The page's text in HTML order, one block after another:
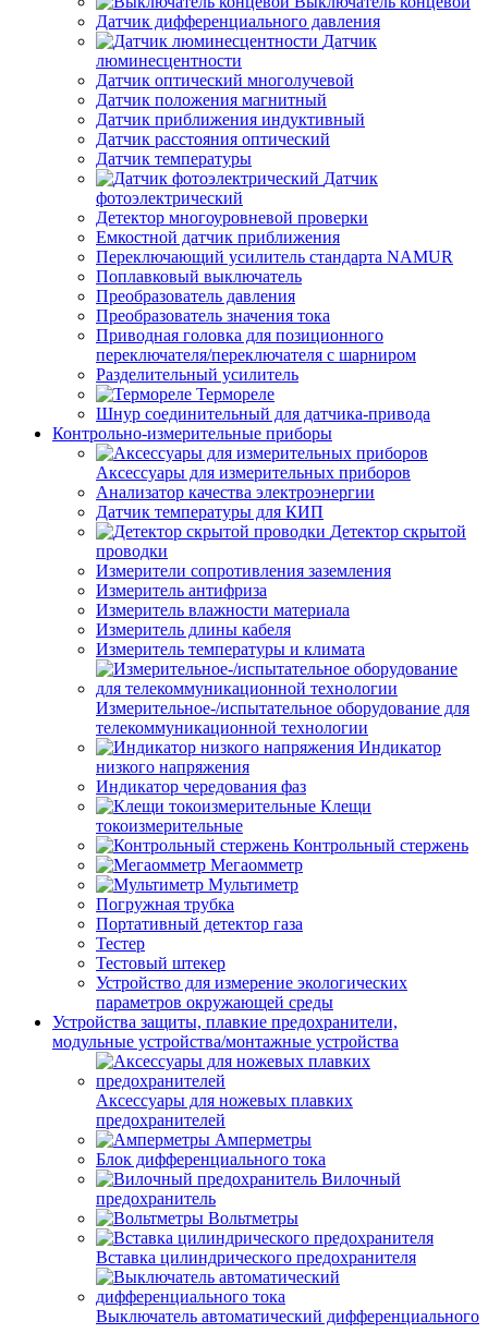
Датчик дифференциального давления
Датчик
люминесцентности
Датчик оптический многолучевой
Датчик положения магнитный
Датчик приближения индуктивный
Датчик расстояния оптический
Датчик температуры
Датчик
фотоэлектрический
Детектор многоуровневой проверки
Емкостной датчик приближения
Переключающий усилитель стандарта NAMUR
Поплавковый выключатель
Преобразователь давления
Преобразователь значения тока
Приводная головка для позиционного
переключателя/переключателя с шарниром
Разделительный усилитель
Термореле
Шнур соединительный для датчика-привода
Контрольно-измерительные приборы
Аксессуары для измерительных приборов
Анализатор качества электроэнергии
Датчик температуры для КИП
Детектор скрытой
проводки
Измерители сопротивления заземления
Измеритель антифриза
Измеритель влажности материала
Измеритель длины кабеля
Измеритель температуры и климата
Измерительное-/испытательное оборудование для
телекоммуникационной технологии
Индикатор
низкого напряжения
Индикатор чередования фаз
Клещи
токоизмерительные
Контрольный стержень
Мегаомметр
Мультиметр
Погружная трубка
Портативный детектор газа
Тестер
Тестовый штекер
Устройство для измерение экологических
параметров окружающей среды
Устройства защиты, плавкие предохранители,
модульные устройства/монтажные устройства
Аксессуары для ножевых плавких
предохранителей
Амперметры
Блок дифференциального тока
Вилочный
предохранитель
Вольтметры
Вставка цилиндрического предохранителя
Выключатель автоматический дифференциального